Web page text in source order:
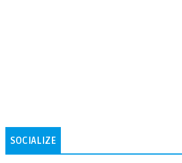
SOCIALIZE